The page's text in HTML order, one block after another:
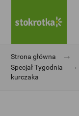
Strona główna →
Specjał Tygodnia →
kurczaka